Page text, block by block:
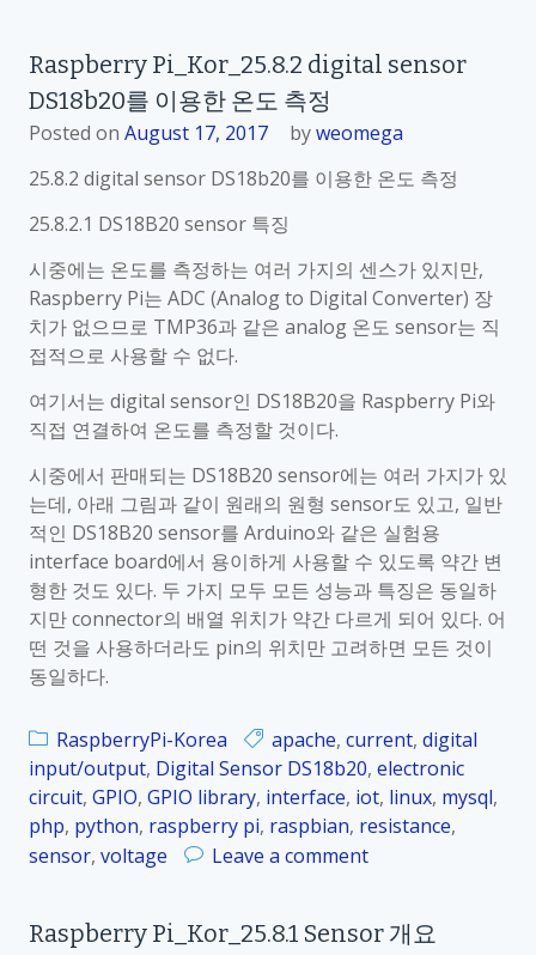
a
s
p
e
r
y
P
i
_
K
o
_
2
5
.
8
.
3
g
i
t
a
l
T
Raspberry Pi_Kor_25.8.2 digital sensor
DS18b20를 이용한 온도 측정
Posted on August 17, 2017 byweomega
25.8.2 digital sensor DS18b20를 이용한 온도 측정
25.8.2.1 DS18B20 sensor 특징
시중에는 온도를 측정하는 여러 가지의 센스가 있지만,
Raspberry Pi는 ADC (Analog to Digital Converter) 장
치가 없으므로 TMP36과 같은 analog 온도 sensor는 직
접적으로 사용할 수 없다.
여기서는 digital sensor인 DS18B20을 Raspberry Pi와
직접 연결하여 온도를 측정할 것이다.
시중에서 판매되는 DS18B20 sensor에는 여러 가지가 있
는데, 아래 그림과 같이 원래의 원형 sensor도 있고, 일반
적인 DS18B20 sensor를 Arduino와 같은 실험용
interface board에서 용이하게 사용할 수 있도록 약간 변
형한 것도 있다. 두 가지 모두 모든 성능과 특징은 동일하
지만 connector의 배열 위치가 약간 다르게 되어 있다. 어
떤 것을 사용하더라도 pin의 위치만 고려하면 모든 것이
동일하다.
RaspberryPi-Korea apache, current, digital
input/output, Digital Sensor DS18b20, electronic
circuit, GPIO, GPIO library, interface, iot, linux, mysql,
php, python, raspberry pi, raspbian, resistance,
sensor, voltage Leave a comment
a
Raspberry Pi_Kor_25.8.1 Sensor 개요